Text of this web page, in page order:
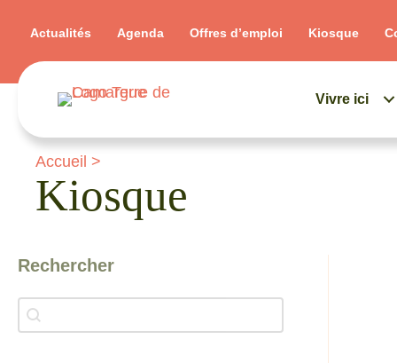
Actualités Agenda Offres d’emploi Kiosque
Vivre ici
Accueil >
Kiosque
Rechercher
Rechercher
Rechercher